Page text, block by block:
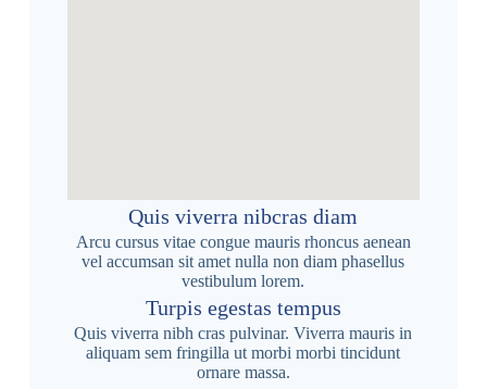
Quis viverra nibcras diam
Arcu cursus vitae congue mauris rhoncus aenean
vel accumsan sit amet nulla non diam phasellus
vestibulum lorem.
Turpis egestas tempus
Quis viverra nibh cras pulvinar. Viverra mauris in
aliquam sem fringilla ut morbi morbi tincidunt
ornare massa.